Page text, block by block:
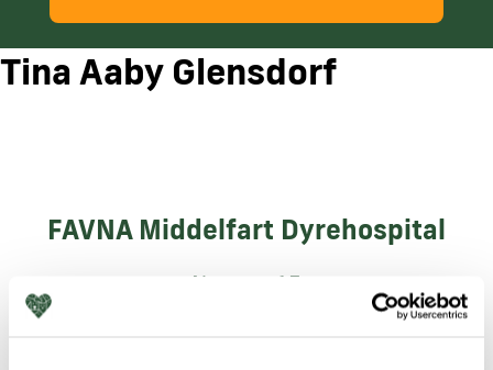
Tina Aaby Glensdorf
FAVNA Middelfart Dyrehospital
Nyvang 15